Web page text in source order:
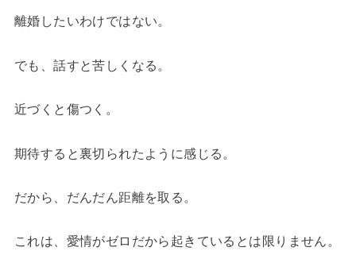
離婚したいわけではない。
でも、話すと苦しくなる。
近づくと傷つく。
期待すると裏切られたように感じる。
だから、だんだん距離を取る。
これは、愛情がゼロだから起きているとは限りません。